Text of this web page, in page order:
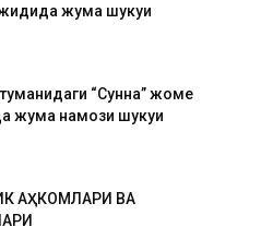
жума шукуҳи
“Сунна” жоме
жума намози шукуҳи
АҲКОМЛАРИ ВА